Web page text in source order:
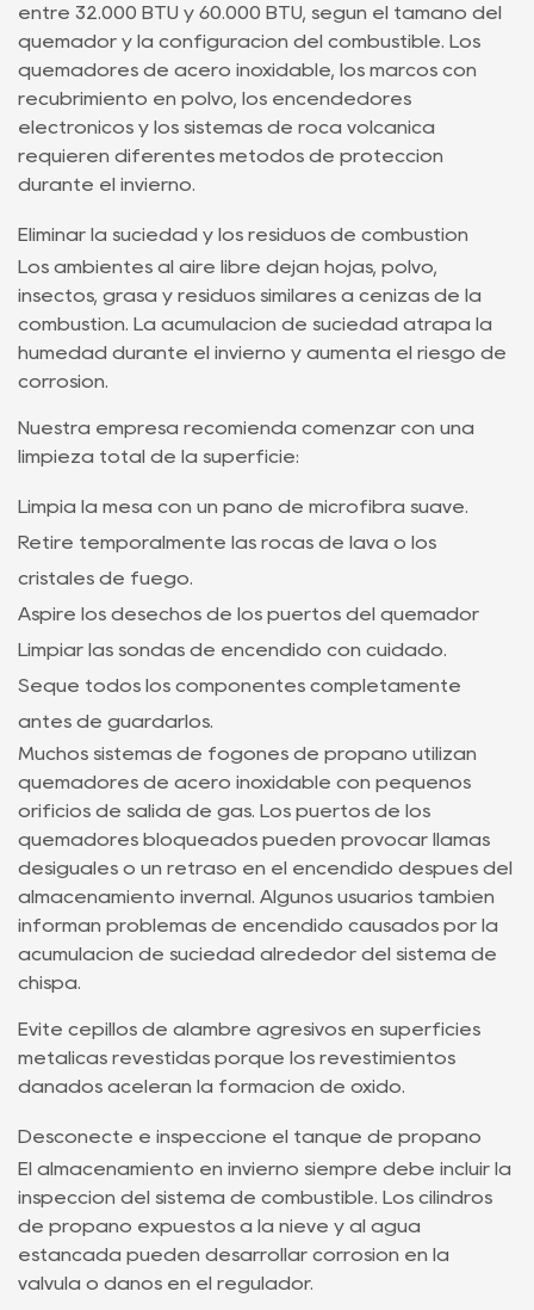
entre 32.000 BTU y 60.000 BTU, según el tamaño del
quemador y la configuración del combustible. Los
quemadores de acero inoxidable, los marcos con
recubrimiento en polvo, los encendedores
electrónicos y los sistemas de roca volcánica
requieren diferentes métodos de protección
durante el invierno.
Eliminar la suciedad y los residuos de combustión
Los ambientes al aire libre dejan hojas, polvo,
insectos, grasa y residuos similares a cenizas de la
combustión. La acumulación de suciedad atrapa la
humedad durante el invierno y aumenta el riesgo de
corrosión.
Nuestra empresa recomienda comenzar con una
limpieza total de la superficie:
Limpia la mesa con un paño de microfibra suave.
Retire temporalmente las rocas de lava o los
cristales de fuego.
Aspire los desechos de los puertos del quemador
Limpiar las sondas de encendido con cuidado.
Seque todos los componentes completamente
antes de guardarlos.
Muchos sistemas de fogones de propano utilizan
quemadores de acero inoxidable con pequeños
orificios de salida de gas. Los puertos de los
quemadores bloqueados pueden provocar llamas
desiguales o un retraso en el encendido después del
almacenamiento invernal. Algunos usuarios también
informan problemas de encendido causados ​​por la
acumulación de suciedad alrededor del sistema de
chispa.
Evite cepillos de alambre agresivos en superficies
metálicas revestidas porque los revestimientos
dañados aceleran la formación de óxido.
Desconecte e inspeccione el tanque de propano
El almacenamiento en invierno siempre debe incluir la
inspección del sistema de combustible. Los cilindros
de propano expuestos a la nieve y al agua
estancada pueden desarrollar corrosión en la
válvula o daños en el regulador.